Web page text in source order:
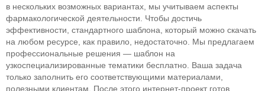
в нескольких возможных вариантах, мы учитываем аспекты
фармакологической деятельности. Чтобы достичь
эффективности, стандартного шаблона, который можно скачать
на любом ресурсе, как правило, недостаточно. Мы предлагаем
профессиональные решения — шаблон на
узкоспециализированные тематики бесплатно. Ваша задача
только заполнить его соответствующими материалами,
полезными клиентам. После этого интернет-проект готов